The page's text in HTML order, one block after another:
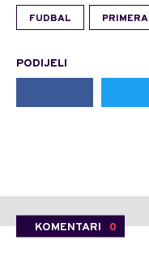
FUDBAL PRIMERA
PODIJELI
KOMENTARI 0